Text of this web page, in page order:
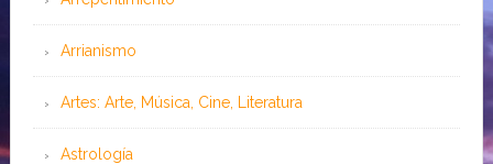
Arrianismo
Artes: Arte, Música, Cine, Literatura
Astrología